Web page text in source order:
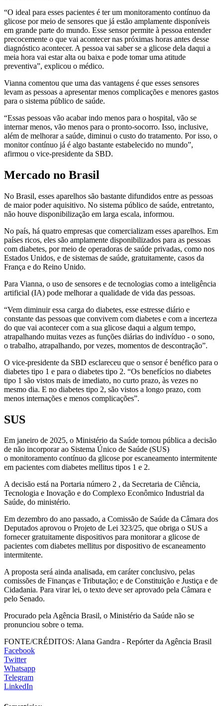
“O ideal para esses pacientes é ter um monitoramento contínuo da
glicose por meio de sensores que já estão amplamente disponíveis
em grande parte do mundo. Esse sensor permite à pessoa entender
precocemente o que vai acontecer nas próximas horas antes desse
diagnóstico acontecer. A pessoa vai saber se a glicose dela daqui a
meia hora vai estar alta ou baixa e pode tomar uma atitude
preventiva”, explicou o médico.
Vianna comentou que uma das vantagens é que esses sensores
levam as pessoas a apresentar menos complicações e menores gastos
para o sistema público de saúde.
“Essas pessoas vão acabar indo menos para o hospital, vão se
internar menos, vão menos para o pronto-socorro. Isso, inclusive,
além de melhorar a saúde, diminui o custo do tratamento. Por isso, o
monitor contínuo já é algo bastante estabelecido no mundo”,
afirmou o vice-presidente da SBD.
Mercado no Brasil
No Brasil, esses aparelhos são bastante difundidos entre as pessoas
de maior poder aquisitivo. No sistema público de saúde, entretanto,
não houve disponibilização em larga escala, informou.
No país, há quatro empresas que comercializam esses aparelhos. Em
países ricos, eles são amplamente disponibilizados para as pessoas
com diabetes, por meio de operadoras de saúde privadas, como nos
Estados Unidos, e de sistemas de saúde, gratuitamente, casos da
França e do Reino Unido.
Para Vianna, o uso de sensores e de tecnologias como a inteligência
artificial (IA) pode melhorar a qualidade de vida das pessoas.
“Vem diminuir essa carga do diabetes, esse estresse diário e
constante das pessoas que convivem com diabetes e com a incerteza
do que vai acontecer com a sua glicose daqui a algum tempo,
atrapalhando muitas vezes as funções diárias do indivíduo - o sono,
o trabalho, atrapalhando, por vezes, momentos de descontração”.
O vice-presidente da SBD esclareceu que o sensor é benéfico para o
diabetes tipo 1 e para o diabetes tipo 2. “Os benefícios no diabetes
tipo 1 são vistos mais de imediato, no curto prazo, às vezes no
mesmo dia. E no diabetes tipo 2, são vistos a longo prazo, com
menos internações e menos complicações”.
SUS
Em janeiro de 2025, o Ministério da Saúde tornou pública a decisão
de não incorporar ao Sistema Único de Saúde (SUS)
o monitoramento contínuo da glicose por escaneamento intermitente
em pacientes com diabetes mellitus tipos 1 e 2.
A decisão está na Portaria número 2 , da Secretaria de Ciência,
Tecnologia e Inovação e do Complexo Econômico Industrial da
Saúde, do ministério.
Em dezembro do ano passado, a Comissão de Saúde da Câmara dos
Deputados aprovou o Projeto de Lei 323/25, que obriga o SUS a
fornecer gratuitamente dispositivos para monitorar a glicose de
pacientes com diabetes mellitus por dispositivo de escaneamento
intermitente.
A proposta será ainda analisada, em caráter conclusivo, pelas
comissões de Finanças e Tributação; e de Constituição e Justiça e de
Cidadania. Para virar lei, o texto deve ser aprovado pela Câmara e
pelo Senado.
Procurado pela Agência Brasil, o Ministério da Saúde não se
pronunciou sobre o tema.
FONTE/CRÉDITOS: Alana Gandra - Repórter da Agência Brasil
Facebook
Twitter
Whatsapp
Telegram
LinkedIn